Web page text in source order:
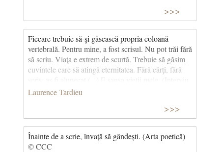
>>>
Fiecare trebuie să-şi găsească propria coloană
vertebrală. Pentru mine, a fost scrisul. Nu pot trăi fără
să scriu. Viaţa e extrem de scurtă. Trebuie să găsim
cuvintele care să atingă eternitatea. Fără cărţi, fără
scris, aş fi alunecat (...) E şansa vieţii mele. (Interviu
literar și cultural cu Olivia Gesbert, în 2019, la
Laurence Tardieu
>>>
Înainte de a scrie, învață să gândești. (Arta poetică)
© CCC